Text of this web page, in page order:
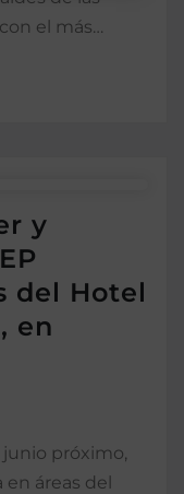
el más…
y
del Hotel
en
junio próximo,
áreas del